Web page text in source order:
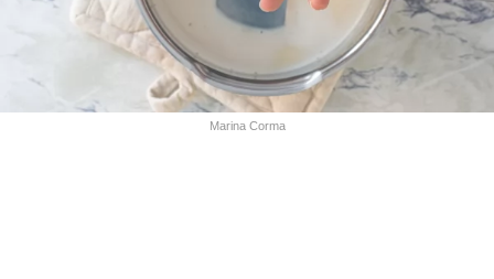
Marina Corma